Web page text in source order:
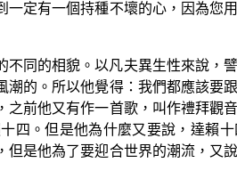
定有一個持種不壞的心，因為您
同的相貌。以凡夫異生性來說，
的。所以他覺得：我們都應該要
前他又有作一首歌，叫作禮拜觀
四。但是他為什麼又要說，達賴
是他為了要迎合世界的潮流，又